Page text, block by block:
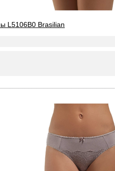
L5106B0 Brasilian